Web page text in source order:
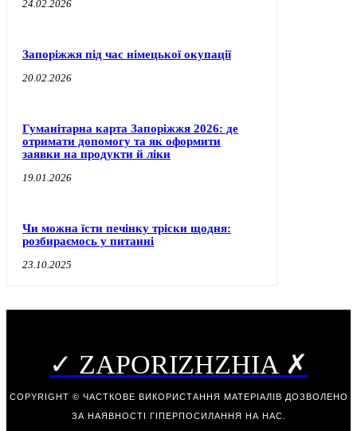
24.02.2026
Запоріжжя під час німецької окупації
20.02.2026
Гуманітарна карта Запоріжжя 2026: де
отримати допомогу та як оформити
заявки на продукти й ліки
19.01.2026
Чи можна їсти печінку тріски щодня:
розбираємось у питанні
23.10.2025
✓ ZAPORIZHZHIA ✗
COPYRIGHT © ЧАСТКОВЕ ВИКОРИСТАННЯ МАТЕРІАЛІВ ДОЗВОЛЕНО
ЗА НАЯВНОСТІ ГІПЕРПОСИЛАННЯ НА НАС.